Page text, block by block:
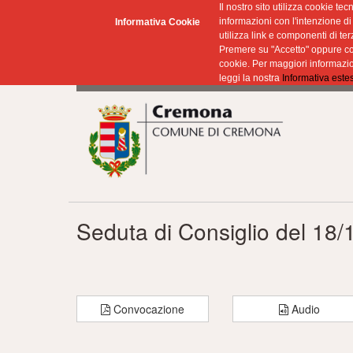
Informativa Cookie
Il nostro sito utilizza cookie
informazioni con l'intenzione
utilizza link e componenti di
Premere su "Accetto" oppure
cookie. Per maggiori
leggi la nostra Informativa
Seduta di Consiglio del 18/
Convocazione Audio